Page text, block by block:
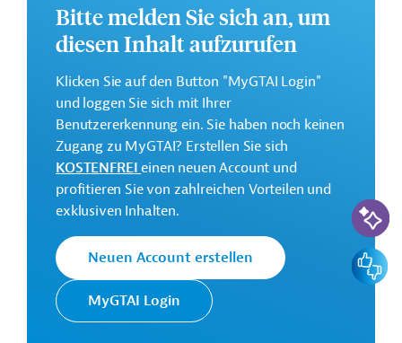
Die Durchführung des Projekts ist bis Oktober 2029
geplant.
Weitere Informationen zu dem Entwicklungsprojekt
finden Sie auf derWebseite des BZ
GTAI informiert über das BZ: Schwerpunkte, Regularien
und praktische Hinweise zur Geschäftsanbahnung.
Budget:
0,6 Millionen Euro
Kontaktadresse
Bitte melden Sie sich an, um
diesen Inhalt aufzurufen
Klicken Sie auf den Button "MyGTAI Login"
und loggen Sie sich mit Ihrer
Benutzererkennung ein. Sie haben noch keinen
Zugang zu MyGTAI? Erstellen Sie sich
KOSTENFREIeinen neuen Account und
profitieren Sie von zahlreichen Vorteilen und
exklusiven Inhalten.
Neuen Account erstellen
MyGTAI Login
KI-